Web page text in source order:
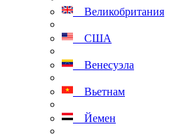
Великобритания
США
Венесуэла
Вьетнам
Йемен